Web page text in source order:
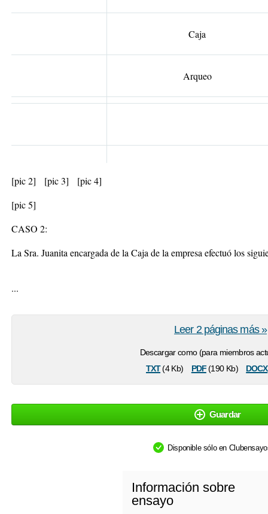
Caja
Arqueo
[pic 2] [pic 3]
[pic 4]
[pic 5]
CASO 2:
La Sra. Juanita encargada de la Caja de la empresa efectuó los
...
Descargar como (para miembros
txt(4 Kb) pdf(190 Kb) docx
Leer 2 páginas más »
Guardar
Disponible sólo en
Información sobre
ensayo